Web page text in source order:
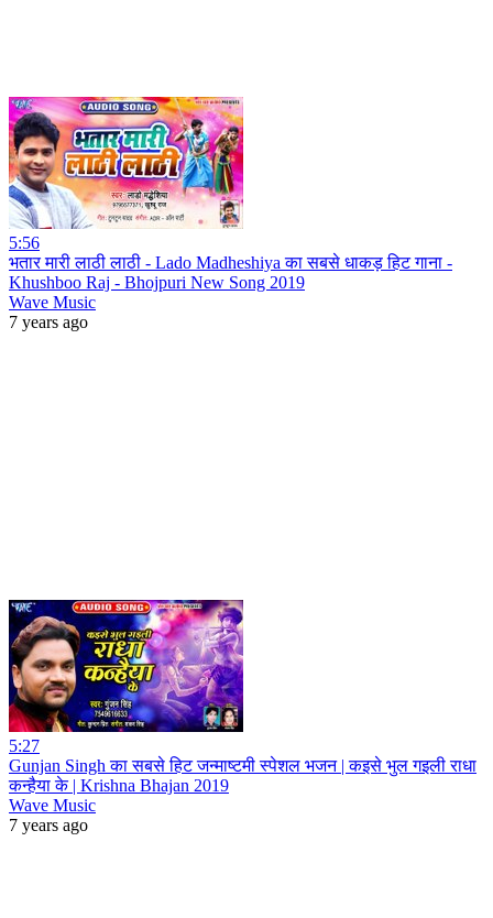
5:56
भतार मारी लाठी लाठी - Lado Madheshiya का सबसे धाकड़ हिट गाना -
Khushboo Raj - Bhojpuri New Song 2019
Wave Music
7 years ago
5:27
Gunjan Singh का सबसे हिट जन्माष्टमी स्पेशल भजन | कइसे भुल गइली राधा
कन्हैया के | Krishna Bhajan 2019
Wave Music
7 years ago